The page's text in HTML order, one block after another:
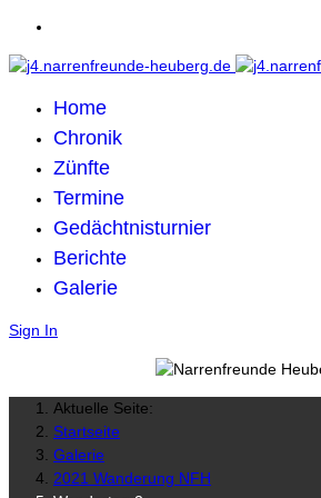
Home
Chronik
Zünfte
Termine
Gedächtnisturnier
Berichte
Galerie
Sign In
Aktuelle Seite:
Startseite
Galerie
2021 Wanderung NFH